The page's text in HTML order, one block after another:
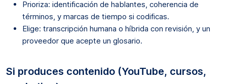
Prioriza: identificación de hablantes, coherencia de
términos, y marcas de tiempo si codificas.
Elige: transcripción humana o híbrida con revisión, y un
proveedor que acepte un glosario.
Si produces contenido (YouTube, cursos,